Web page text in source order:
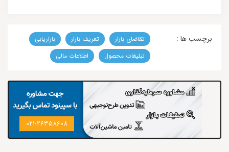
برچسب ها : تقاضای بازار تعریف بازار
بازاریابی
تبلیغات محصول
اطلا‌عات مالی
021-26358608